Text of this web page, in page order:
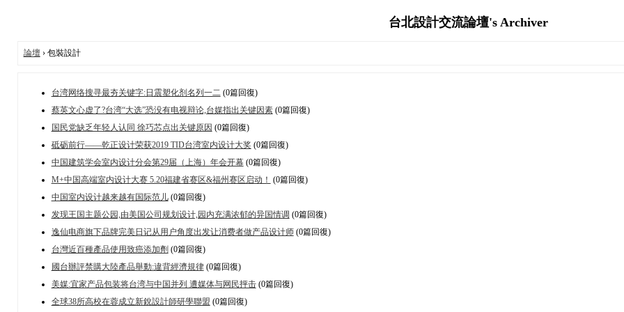
台北設計交流論壇's Archiver
論壇› 包裝設計
台湾网络搜寻最夯关键字:日震塑化剂名列一二(0篇回復)
蔡英文心虚了?台湾“大选”恐没有电视辩论,台媒指出关键因素(0篇回復)
国民党缺乏年轻人认同 徐巧芯点出关键原因 (0篇回復)
砥砺前行——乾正设计荣获2019 TID台湾室内设计大奖 (0篇回復)
中国建筑学会室内设计分会第29届（上海）年会开幕(0篇回復)
M+中国高端室内设计大赛 5.20福建省赛区&福州赛区启动！ (0篇回復)
中国室内设计越来越有国际范儿(0篇回復)
发现王国主题公园,由美国公司规划设计,园内充满浓郁的异国情调 (0篇回復)
逸仙电商旗下品牌完美日记从用户角度出发让消费者做产品设计师(0篇回復)
台灣近百種產品使用致癌添加劑 (0篇回復)
國台辦評禁購大陸產品舉動:違背經濟規律(0篇回復)
美媒:宜家产品包装将台湾与中国并列 遭媒体与网民抨击(0篇回復)
全球38所高校在蓉成立新銳設計師研學聯盟 (0篇回復)